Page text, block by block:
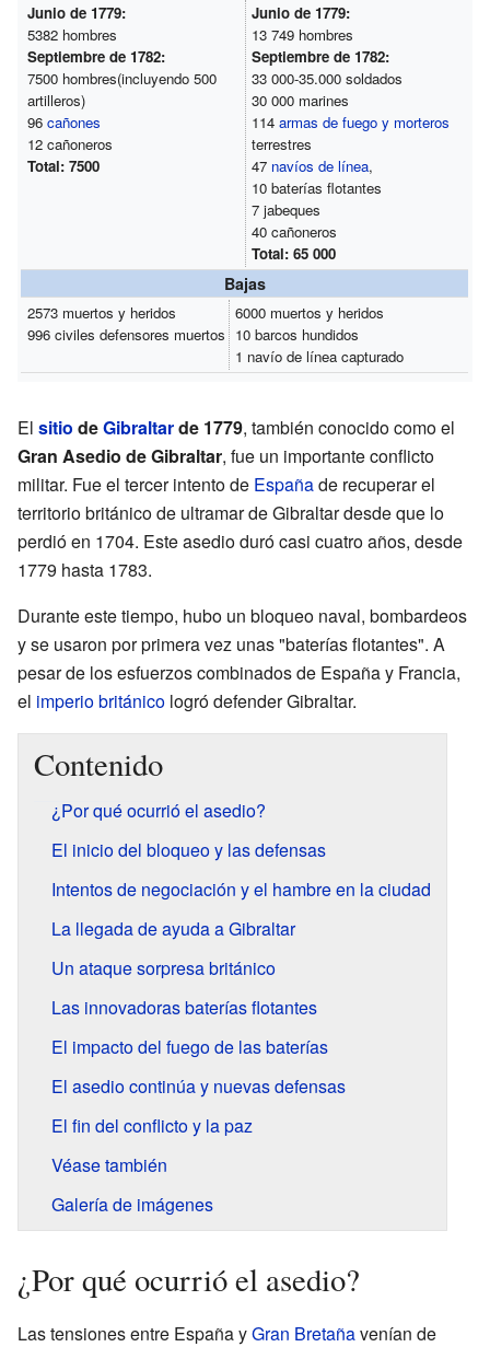
Junio de 1779:
5382 hombres
Septiembre de 1782:
7500 hombres(incluyendo 500
artilleros)
96 cañones
12 cañoneros
Total: 7500
Junio de 1779:
13 749 hombres
Septiembre de 1782:
33 000-35.000 soldados
30 000 marines
114armas de fuego y morteros
terrestres
47 navíos de línea,
10 baterías flotantes
7 jabeques
40 cañoneros
Total: 65 000
Bajas
2573 muertos y heridos
996 civiles defensores muertos
6000 muertos y heridos
10 barcos hundidos
1 navío de línea capturado
El sitio deGibraltarde 1779, también conocido como el
Gran Asedio de Gibraltar, fue un importante conflicto
militar. Fue el tercer intento de Españade recuperar el
territorio británico de ultramar de Gibraltar desde que lo
perdió en 1704. Este asedio duró casi cuatro años, desde
1779 hasta 1783.
Durante este tiempo, hubo un bloqueo naval, bombardeos
y se usaron por primera vez unas "baterías flotantes". A
pesar de los esfuerzos combinados de España y Francia,
el imperio británico logró defender Gibraltar.
Contenido
¿Por qué ocurrió el asedio?
El inicio del bloqueo y las defensas
Intentos de negociación y el hambre en la ciudad
La llegada de ayuda a Gibraltar
Un ataque sorpresa británico
Las innovadoras baterías flotantes
El impacto del fuego de las baterías
El asedio continúa y nuevas defensas
El fin del conflicto y la paz
Véase también
Galería de imágenes
¿Por qué ocurrió el asedio?
Las tensiones entre España yGran Bretañavenían de